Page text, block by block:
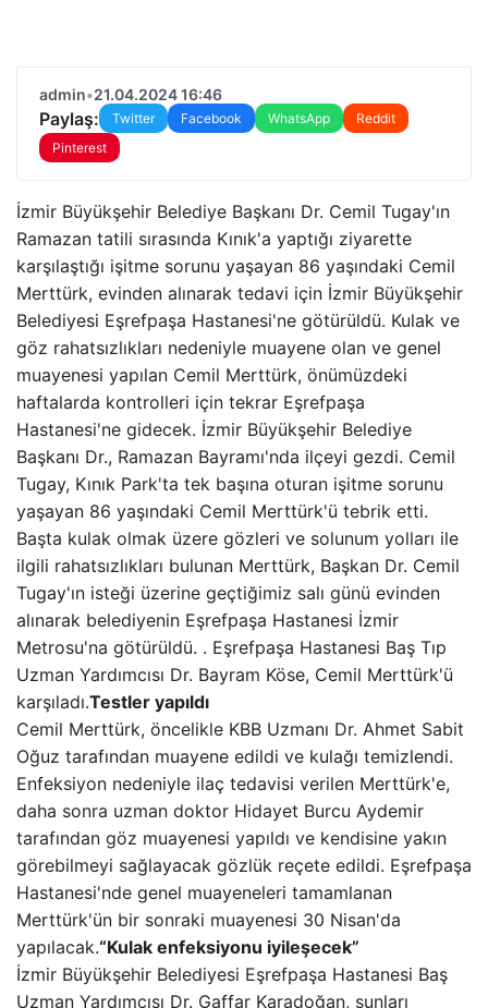
admin•21.04.2024 16:46
Paylaş: Twitter Facebook WhatsApp
Reddit
Pinterest
İzmir Büyükşehir Belediye Başkanı Dr. Cemil Tugay'ın
Ramazan tatili sırasında Kınık'a yaptığı ziyarette
karşılaştığı işitme sorunu yaşayan 86 yaşındaki Cemil
Merttürk, evinden alınarak tedavi için İzmir Büyükşehir
Belediyesi Eşrefpaşa Hastanesi'ne götürüldü. Kulak ve
göz rahatsızlıkları nedeniyle muayene olan ve genel
muayenesi yapılan Cemil Merttürk, önümüzdeki
haftalarda kontrolleri için tekrar Eşrefpaşa
Hastanesi'ne gidecek. İzmir Büyükşehir Belediye
Başkanı Dr., Ramazan Bayramı'nda ilçeyi gezdi. Cemil
Tugay, Kınık Park'ta tek başına oturan işitme sorunu
yaşayan 86 yaşındaki Cemil Merttürk'ü tebrik etti.
Başta kulak olmak üzere gözleri ve solunum yolları ile
ilgili rahatsızlıkları bulunan Merttürk, Başkan Dr. Cemil
Tugay'ın isteği üzerine geçtiğimiz salı günü evinden
alınarak belediyenin Eşrefpaşa Hastanesi İzmir
Metrosu'na götürüldü. . Eşrefpaşa Hastanesi Baş Tıp
Uzman Yardımcısı Dr. Bayram Köse, Cemil Merttürk'ü
karşıladı.Testler yapıldı
Cemil Merttürk, öncelikle KBB Uzmanı Dr. Ahmet Sabit
Oğuz tarafından muayene edildi ve kulağı temizlendi.
Enfeksiyon nedeniyle ilaç tedavisi verilen Merttürk'e,
daha sonra uzman doktor Hidayet Burcu Aydemir
tarafından göz muayenesi yapıldı ve kendisine yakın
görebilmeyi sağlayacak gözlük reçete edildi. Eşrefpaşa
Hastanesi'nde genel muayeneleri tamamlanan
Merttürk'ün bir sonraki muayenesi 30 Nisan'da
yapılacak.“Kulak enfeksiyonu iyileşecek”
İzmir Büyükşehir Belediyesi Eşrefpaşa Hastanesi Baş
Uzman Yardımcısı Dr. Gaffar Karadoğan, şunları